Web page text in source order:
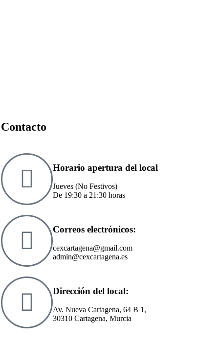
Contacto
Horario apertura del local
Jueves (No Festivos)
De 19:30 a 21:30 horas
Correos electrónicos:
cexcartagena@gmail.com
admin@cexcartagena.es
Dirección del local:
Av. Nueva Cartagena, 64 B 1,
30310 Cartagena, Murcia